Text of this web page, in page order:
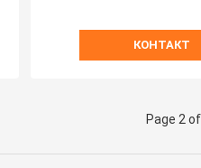
КОНТАКТ
Page 2